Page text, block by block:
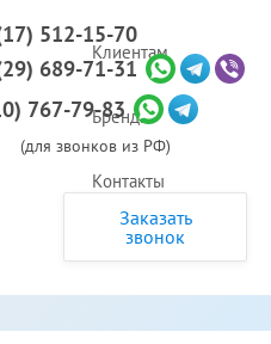
Клиентам
Бренды
Контакты
512-15-70
689-71-31
767-79-83
(для звонков из РФ)
Заказать
звонок